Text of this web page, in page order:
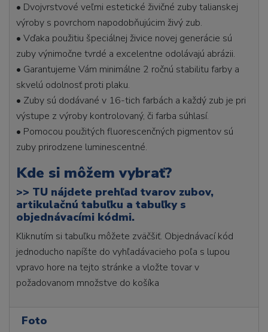
• Dvojvrstvové veľmi estetické živičné zuby talianskej
výroby s povrchom napodobňujúcim živý zub.
• Vďaka použitiu špeciálnej živice novej generácie sú
zuby výnimočne tvrdé a excelentne odolávajú abrázii.
• Garantujeme Vám minimálne 2 ročnú stabilitu farby a
skvelú odolnosť proti plaku.
• Zuby sú dodávané v 16-tich farbách a každý zub je pri
výstupe z výroby kontrolovaný, či farba súhlasí.
• Pomocou použitých fluorescenčných pigmentov sú
zuby prirodzene luminescentné.
Kde si môžem vybrať?
>> TU nájdete prehľad tvarov zubov,
artikulačnú tabuľku a tabuľky s
objednávacími kódmi.
Kliknutím si tabuľku môžete zväčšiť. Objednávací kód
jednoducho napíšte do vyhľadávacieho poľa s lupou
vpravo hore na tejto stránke a vložte tovar v
požadovanom množstve do košíka
Foto